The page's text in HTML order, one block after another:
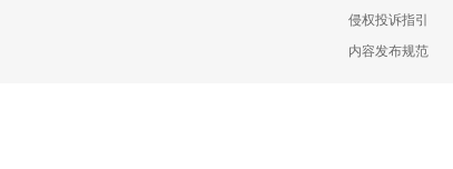
侵权投诉指引
内容发布规范